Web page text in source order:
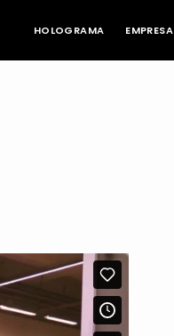
HOLOGRAMA EMPRESA